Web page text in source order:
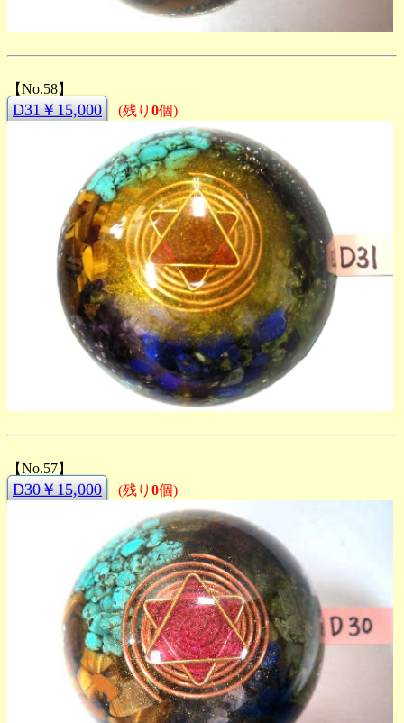
【No.58】
D31￥15,000 (残り 0個)
【No.57】
D30￥15,000 (残り 0個)